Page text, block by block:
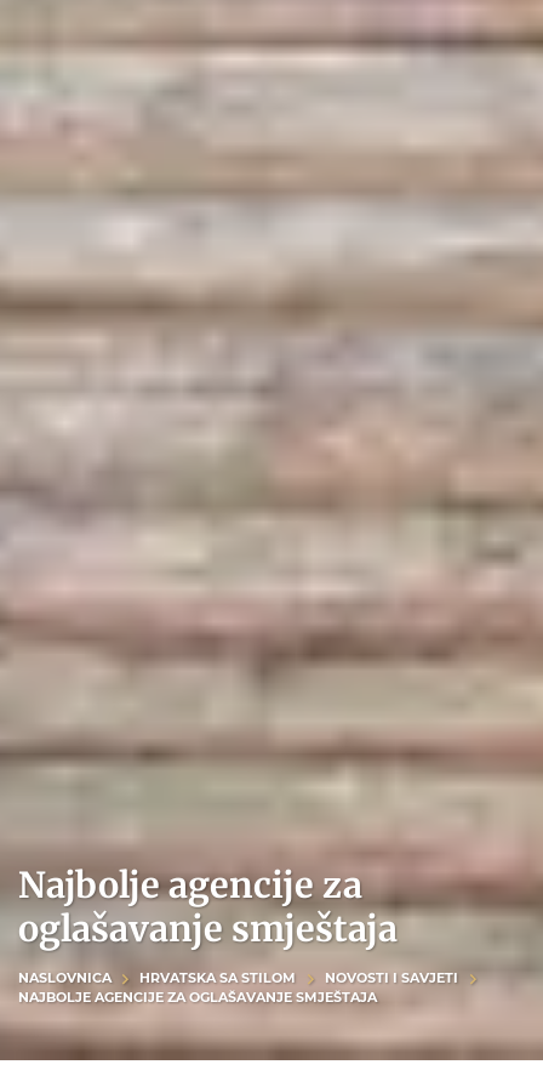
Najbolje agencije za
oglašavanje smještaja
NASLOVNICA HRVATSKA SA STILOM
NOVOSTI I SAVJETI
NAJBOLJE AGENCIJE ZA OGLAŠAVANJE SMJEŠTAJA